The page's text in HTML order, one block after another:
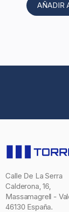
AÑADIR
Calle De La Serra
Calderona, 16,
Massamagrell -
46130 España.